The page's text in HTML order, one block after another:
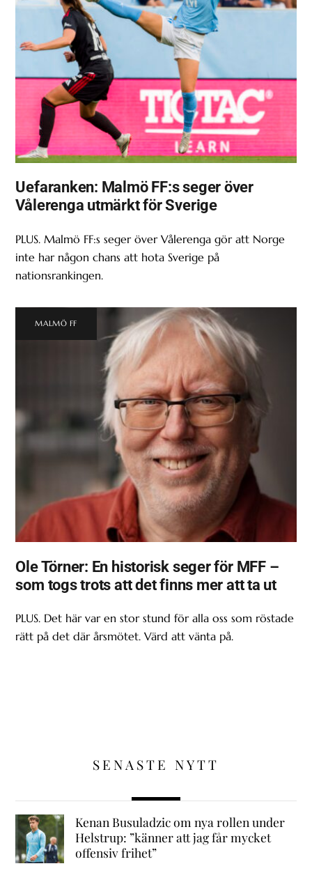
Uefaranken: Malmö FF:s seger över
Vålerenga utmärkt för Sverige
PLUS. Malmö FF:s seger över Vålerenga gör att Norge
inte har någon chans att hota Sverige på
nationsrankingen.
MALMÖ FF
Ole Törner: En historisk seger för MFF –
som togs trots att det finns mer att ta ut
PLUS. Det här var en stor stund för alla oss som röstade
rätt på det där årsmötet. Värd att vänta på.
SENASTE NYTT
Kenan Busuladzic om nya rollen under
Helstrup: ”känner att jag får mycket
offensiv frihet”